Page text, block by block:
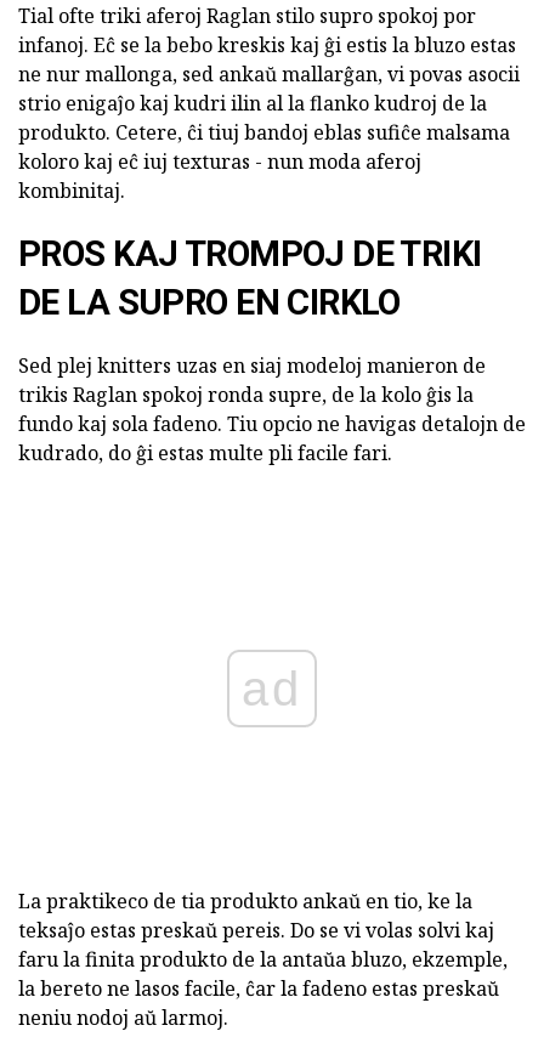
Tial ofte triki aferoj Raglan stilo supro spokoj por
infanoj. Eĉ se la bebo kreskis kaj ĝi estis la bluzo estas
ne nur mallonga, sed ankaŭ mallarĝan, vi povas asocii
strio enigaĵo kaj kudri ilin al la flanko kudroj de la
produkto. Cetere, ĉi tiuj bandoj eblas sufiĉe malsama
koloro kaj eĉ iuj texturas - nun moda aferoj
kombinitaj.
PROS KAJ TROMPOJ DE TRIKI
DE LA SUPRO EN CIRKLO
Sed plej knitters uzas en siaj modeloj manieron de
trikis Raglan spokoj ronda supre, de la kolo ĝis la
fundo kaj sola fadeno. Tiu opcio ne havigas detalojn de
kudrado, do ĝi estas multe pli facile fari.
ad
La praktikeco de tia produkto ankaŭ en tio, ke la
teksaĵo estas preskaŭ pereis. Do se vi volas solvi kaj
faru la finita produkto de la antaŭa bluzo, ekzemple,
la bereto ne lasos facile, ĉar la fadeno estas preskaŭ
neniu nodoj aŭ larmoj.